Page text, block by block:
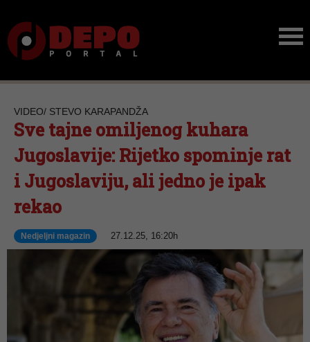
VIDEO/ STEVO KARAPANDŽA
Sve tajne omiljenog kuhara
Jugoslavije: Rijetko spominje rat
i Jugoslaviju, ali jedno je ipak
rekao
Nedjeljni magazin 27.12.25, 16:20h